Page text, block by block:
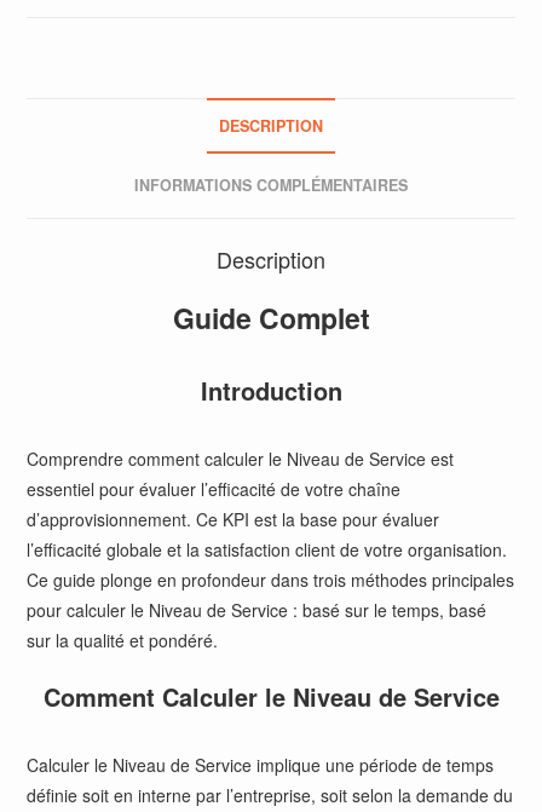
DESCRIPTION
INFORMATIONS COMPLÉMENTAIRES
Description
Guide Complet
Introduction
Comprendre comment calculer le Niveau de Service est
essentiel pour évaluer l’efficacité de votre chaîne
d’approvisionnement. Ce KPI est la base pour évaluer
l’efficacité globale et la satisfaction client de votre organisation.
Ce guide plonge en profondeur dans trois méthodes principales
pour calculer le Niveau de Service : basé sur le temps, basé
sur la qualité et pondéré.
Comment Calculer le Niveau de Service
Calculer le Niveau de Service implique une période de temps
définie soit en interne par l’entreprise, soit selon la demande du